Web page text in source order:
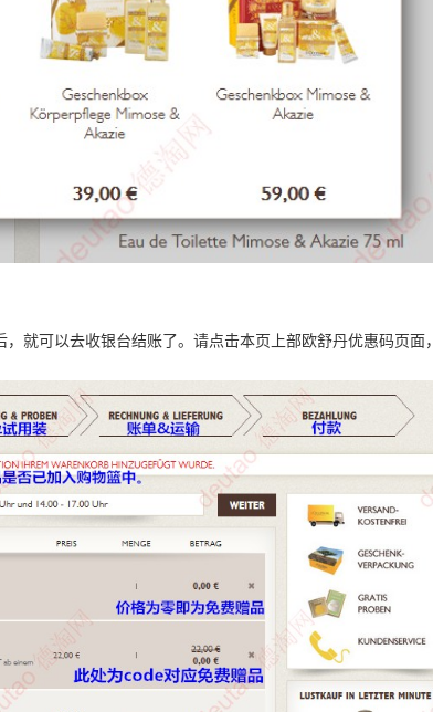
就可以去收银台结账了。请点击本页上部欧舒丹优惠码页面，